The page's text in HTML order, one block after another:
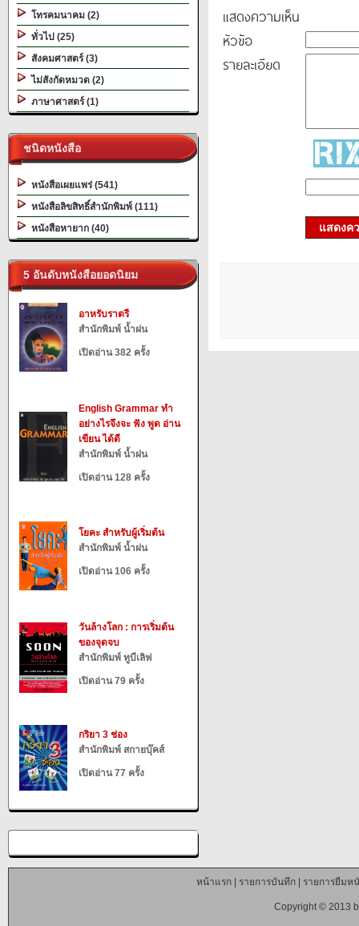
โทรคมนาคม (2)
ทั่วไป (25)
สังคมศาสตร์ (3)
ไม่สังกัดหมวด (2)
ภาษาศาสตร์ (1)
ชนิดหนังสือ
หนังสือเผยแพร่ (541)
หนังสือลิขสิทธิ์สำนักพิมพ์ (111)
หนังสือหายาก (40)
5 อันดับหนังสือยอดนิยม
อาหรับราตรี
สำนักพิมพ์ น้ำฝน
เปิดอ่าน 382 ครั้ง
English Grammar ทำ
อย่างไรจึงจะ ฟัง พูด อ่าน
เขียน ได้ดี
สำนักพิมพ์ น้ำฝน
เปิดอ่าน 128 ครั้ง
โยคะ สำหรับผู้เริ่มต้น
สำนักพิมพ์ น้ำฝน
เปิดอ่าน 106 ครั้ง
วันล้างโลก : การเริ่มต้น
ของจุดจบ
สำนักพิมพ์ ทูบีเลิฟ
เปิดอ่าน 79 ครั้ง
กริยา 3 ช่อง
สำนักพิมพ์ สกายบุ๊คส์
เปิดอ่าน 77 ครั้ง
แสดงความเห็น
หัวข้อ
รายละเอียด
แสดงค
หน้าแรก| รายการบันทึก| รายการยืมห
Copyright © 2013